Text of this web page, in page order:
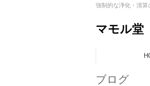
強制的な浄化・清
マモル
ブログ